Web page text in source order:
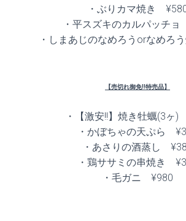
・ぶりカマ焼き
・平スズキのカルパッチ
・しまあじのなめろうorなめろ
【売切れ御免!!特売品】
・【激安!!】焼き牡蠣(3ヶ
・かぼちゃの天ぷら
・あさりの酒蒸し
・鶏ササミの串焼き
・毛ガニ ¥980